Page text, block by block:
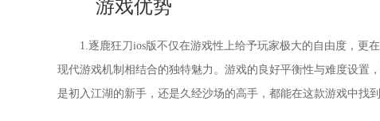
游戏优势
1.逐鹿狂刀ios版不仅在游戏性上给予玩家极大的自由度，更
现代游戏机制相结合的独特魅力。游戏的良好平衡性与难度设置
是初入江湖的新手，还是久经沙场的高手，都能在这款游戏中找到